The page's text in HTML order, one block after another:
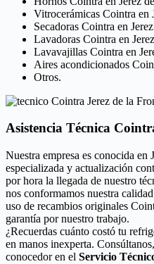
Vitrocerámicas Cointra en
Secadoras Cointra en
Lavadoras Cointra en
Lavavajillas Cointra en
Aires acondicionados
Otros.
Asistencia Técnica
Nuestra empresa es conocida
especializada y actualización
por hora la llegada de nuestro
nos conformamos nuestra
uso de recambios originales
garantía por nuestro trabajo.
¿Recuerdas cuánto costó tu
en manos inexperta.
conocedor en el Servicio